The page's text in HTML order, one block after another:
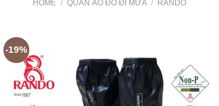
HOME / QUẦN ÁO ĐỒ ĐI MƯA / RANDO
-19%